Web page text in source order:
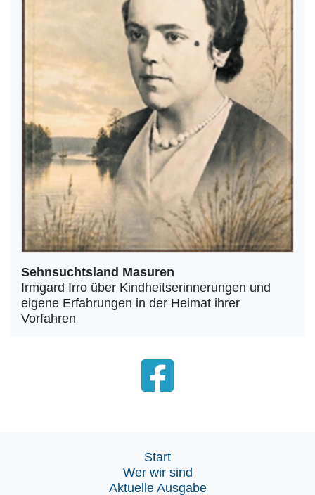
Sehnsuchtsland Masuren
Irmgard Irro über Kindheitserinnerungen und
eigene Erfahrungen in der Heimat ihrer
Vorfahren
Start
Wer wir sind
Aktuelle Ausgabe